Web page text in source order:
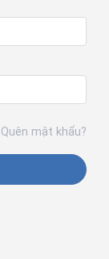
Quên mật khẩu?